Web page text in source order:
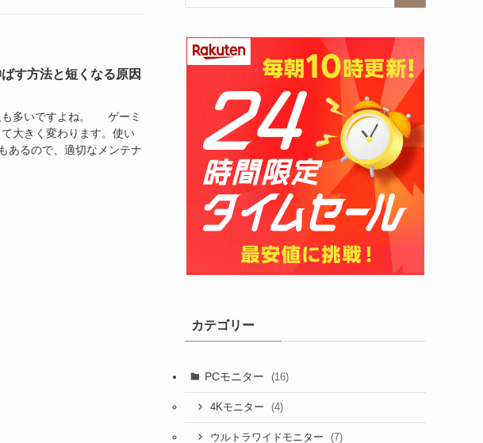
す方法と短くなる原因
も多いですよね。 ゲーミ
大きく変わります。使い
あるので、適切なメンテナ
カテゴリー
PCモニター (16)
4Kモニター (4)
ウルトラワイドモニター (7)